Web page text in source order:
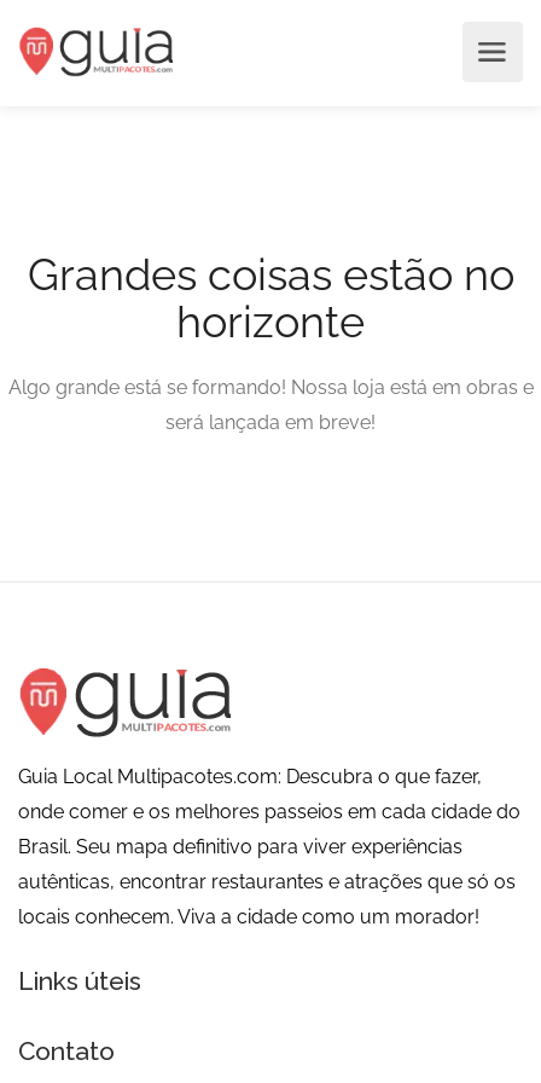
Grandes coisas estão no
horizonte
Algo grande está se formando! Nossa loja está em obras e
será lançada em breve!
Guia Local Multipacotes.com: Descubra o que fazer,
onde comer e os melhores passeios em cada cidade do
Brasil. Seu mapa definitivo para viver experiências
autênticas, encontrar restaurantes e atrações que só os
locais conhecem. Viva a cidade como um morador!
Links úteis
Contato